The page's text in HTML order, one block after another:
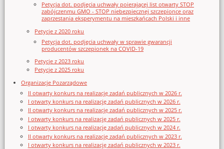
Petycja dot. podjęcia uchwały poierającej list otwarty STOP
zabójczenmu GMO - STOP niebezpiecznej szczepionce oraz
zaprzestania eksperymentu na mieszkańcach Polski i inne
Petycje z 2020 roku
Petycja dot. podjęcia uchwały w sprawie gwarancji
producentów szczepionek na COVID-19
Petycje z 2023 roku
Petycje z 2025 roku
Organizacje Pozarządowe
II otwarty konkurs na realizację zadań publicznych w 2026 r.
I otwarty konkurs na realizację zadań publicznych w 2026 r.
II otwarty konkurs na realizację zadań publicznych w 2025 r.
I otwarty konkurs na realizację zadań publicznych w 2025 r.
I otwarty konkurs na realizację zadań publicznych w 2024 r.
II otwarty konkurs na realizację zadań publicznych w 2023 r.
I otwarty konkurs na realizację zadań publicznych w 2023 r.